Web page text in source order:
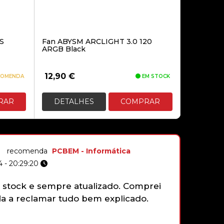
PACK RACING WHEEL + SERVO
BASE
THRUSTMASTER FERRARI 599XX
EVO 30 ALCANTARA
Fan ABYSM ARCLIGHT 3.0 120
ARGB Black
12,90 € EM STOCK
DETALHES COMPRAR
recomenda
PCBEM - Informática
- 20:29:20
e sempre atualizado. Comprei
a reclamar tudo bem explicado.